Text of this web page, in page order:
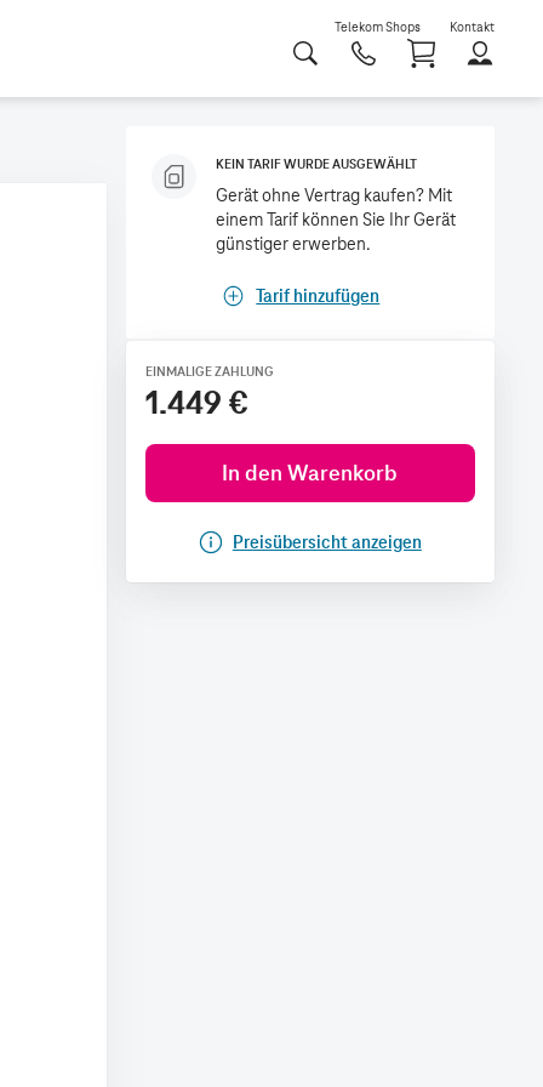
Telekom Shops Kontakt
KEIN TARIF WURDE AUSGEWÄHLT
Gerät ohne Vertrag kaufen? Mit
einem Tarif können Sie Ihr Gerät
günstiger erwerben.
Tarif hinzufügen
EINMALIGE ZAHLUNG
1.449 €
In den Warenkorb
Preisübersicht anzeigen